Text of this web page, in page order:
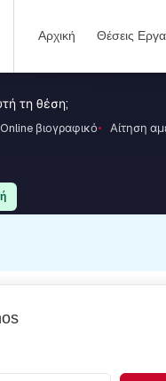
Αρχική Θέσεις
τη θέση;
Online βιογραφικό Αίτηση